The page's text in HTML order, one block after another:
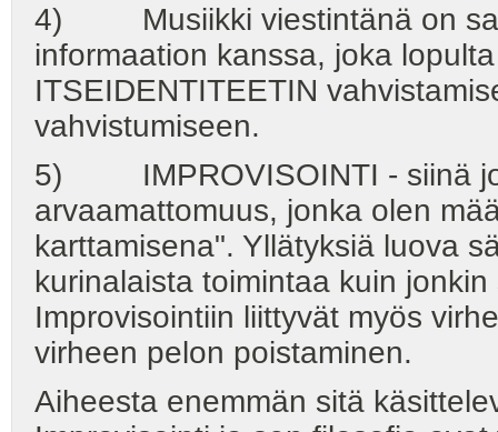
4) Musiikki viestintänä on
informaation kanssa, joka
ITSEIDENTITEETIN
vahvistumiseen.
5) IMPROVISOINTI - siinä
arvaamattomuus, jonka olen
karttamisena". Yllätyksiä luova
kurinalaista toimintaa kuin
Improvisointiin liittyvät myös
virheen pelon poistaminen.
Aiheesta enemmän sitä